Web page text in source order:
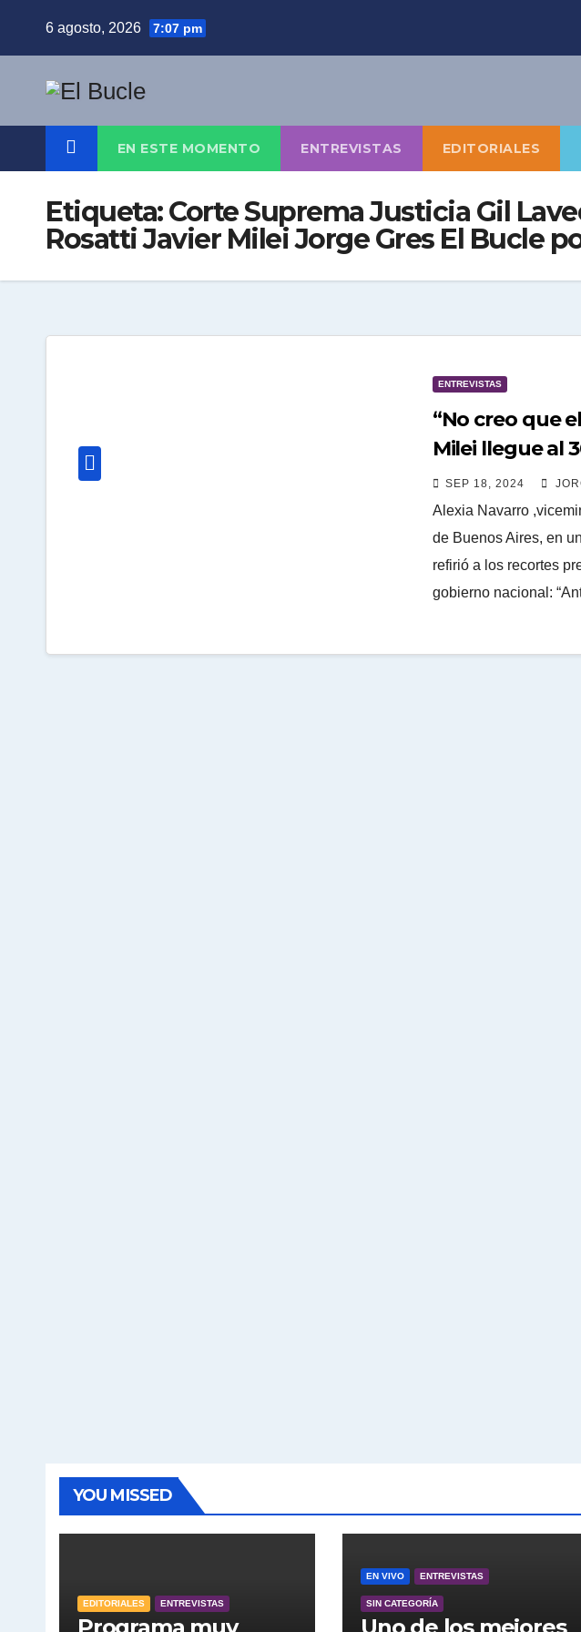
6 agosto, 2026 7:07 pm
EN ESTE MOMENTO ENTREVISTAS EDITORIALES
Etiqueta:Corte Suprema Justicia Gil
Rosatti Javier Milei Jorge Gres El Bucle
ENTREVISTAS
“No creo que
Milei llegue al
SEP 18, 2024
Alexia Navarro
de Buenos Aires, en
refirió a los recortes
gobierno nacional:
YOU MISSED
EDITORIALES ENTREVISTAS
Programa muy
EN VIVO ENTREVISTAS
SIN CATEGORÍA
Uno de los mejores